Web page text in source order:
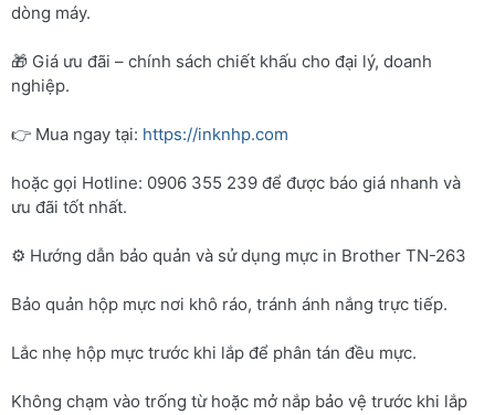
dòng máy.
🎁 Giá ưu đãi – chính sách chiết khấu cho đại lý, doanh
nghiệp.
👉 Mua ngay tại: https://inknhp.com
hoặc gọi Hotline: 0906 355 239 để được báo giá nhanh và
ưu đãi tốt nhất.
⚙️ Hướng dẫn bảo quản và sử dụng mực in Brother TN-263
Bảo quản hộp mực nơi khô ráo, tránh ánh nắng trực tiếp.
Lắc nhẹ hộp mực trước khi lắp để phân tán đều mực.
Không chạm vào trống từ hoặc mở nắp bảo vệ trước khi lắp